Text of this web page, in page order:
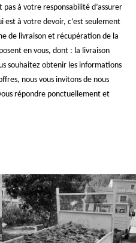
pas à votre responsabilité d’assurer
est à votre devoir, c’est seulement
de livraison et récupération de la
en vous, dont : la livraison
souhaitez obtenir les informations
nous vous invitons de nous
répondre ponctuellement et